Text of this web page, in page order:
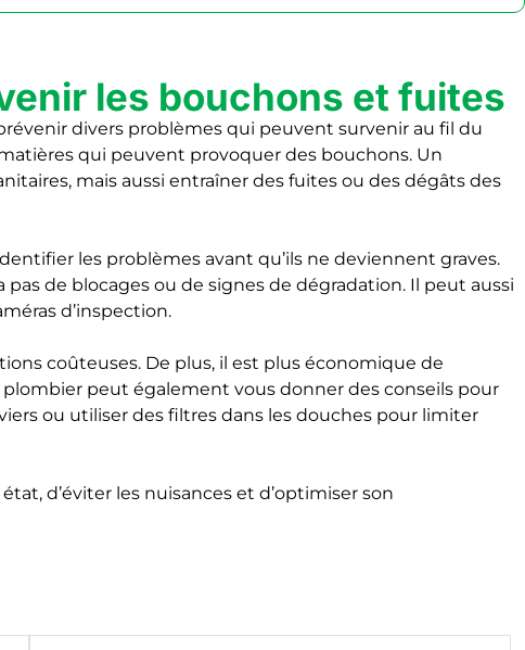
les bouchons et fuites
divers problèmes qui peuvent survenir au fil du
qui peuvent provoquer des bouchons. Un
mais aussi entraîner des fuites ou des dégâts des
les problèmes avant qu’ils ne deviennent graves.
de blocages ou de signes de dégradation. Il peut aussi
d’inspection.
coûteuses. De plus, il est plus économique de
peut également vous donner des conseils pour
ou utiliser des filtres dans les douches pour limiter
d’éviter les nuisances et d’optimiser son